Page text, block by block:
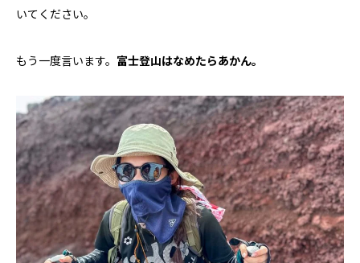
いてください。
もう一度言います。 富士登山はなめたらあかん。